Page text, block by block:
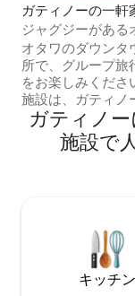
ガティノーの一軒
ジャグジーがある
まで8分 | 10人宿
オタワのダウンタ
所で、グループ旅
をお楽しみくださ
施設は、ガティノ
Le Nordik Spaで
デュ・ラック・
んだりするのに最
のガゼボ、プロパ
暖炉が備わった、
なお部屋の裏庭で
こは、贅沢さと利
ガティノ
施設で
キッチン